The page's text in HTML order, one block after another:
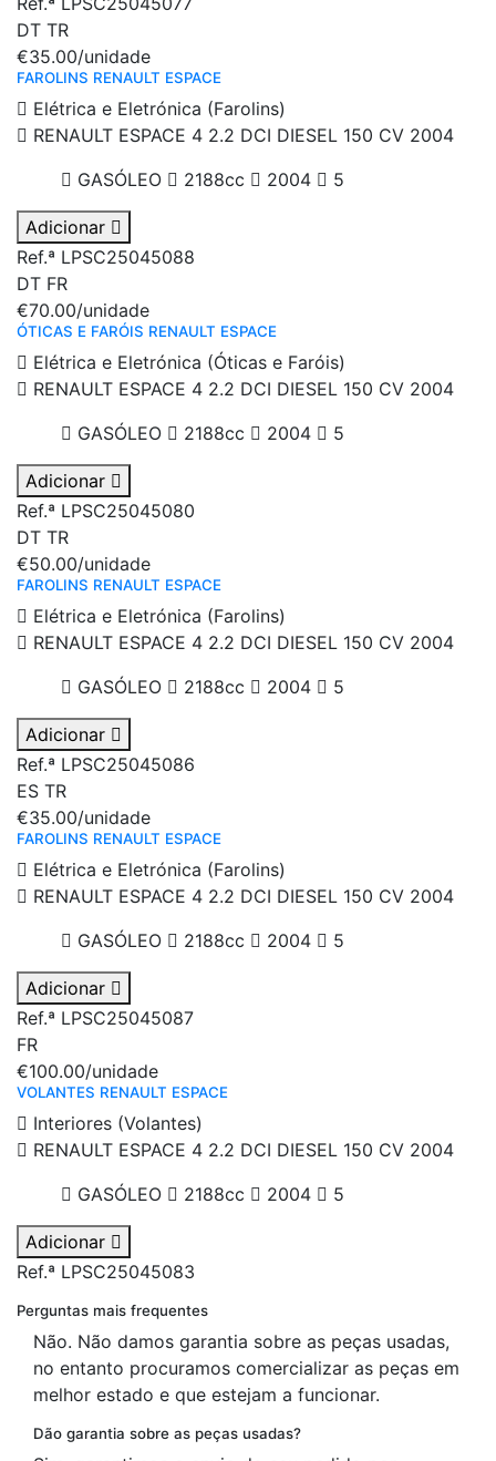
DT TR
€35.00/unidade
FAROLINS RENAULT ESPACE
Elétrica e Eletrónica (Farolins)
RENAULT ESPACE 4 2.2 DCI DIESEL 150 CV 2004
GASÓLEO
2188cc 2004 5
Adicionar
Ref.ª LPSC25045088
DT FR
€70.00/unidade
ÓTICAS E FARÓIS RENAULT ESPACE
Elétrica e Eletrónica (Óticas e Faróis)
RENAULT ESPACE 4 2.2 DCI DIESEL 150 CV 2004
GASÓLEO
2188cc 2004 5
Adicionar
Ref.ª LPSC25045080
DT TR
€50.00/unidade
FAROLINS RENAULT ESPACE
Elétrica e Eletrónica (Farolins)
RENAULT ESPACE 4 2.2 DCI DIESEL 150 CV 2004
GASÓLEO
2188cc 2004 5
Adicionar
Ref.ª LPSC25045086
ES TR
€35.00/unidade
FAROLINS RENAULT ESPACE
Elétrica e Eletrónica (Farolins)
RENAULT ESPACE 4 2.2 DCI DIESEL 150 CV 2004
GASÓLEO
2188cc 2004 5
Adicionar
Ref.ª LPSC25045087
FR
€100.00/unidade
VOLANTES RENAULT ESPACE
Interiores (Volantes)
RENAULT ESPACE 4 2.2 DCI DIESEL 150 CV 2004
GASÓLEO
2188cc 2004 5
Adicionar
Ref.ª LPSC25045083
Perguntas mais frequentes
Não. Não damos garantia sobre as peças usadas,
no entanto procuramos comercializar as peças em
melhor estado e que estejam a funcionar.
Dão garantia sobre as peças usadas?